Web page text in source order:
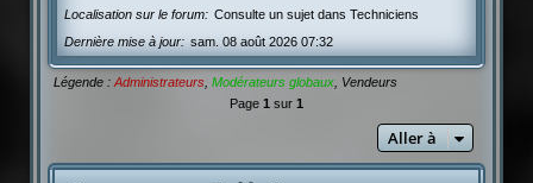
Localisation sur le forum
Consulte un sujet dans Techniciens
Dernière mise à jour
sam. 08 août 2026 07:32
Légende : Administrateurs, Modérateurs globaux, Vendeurs
Page 1sur 1
Aller à